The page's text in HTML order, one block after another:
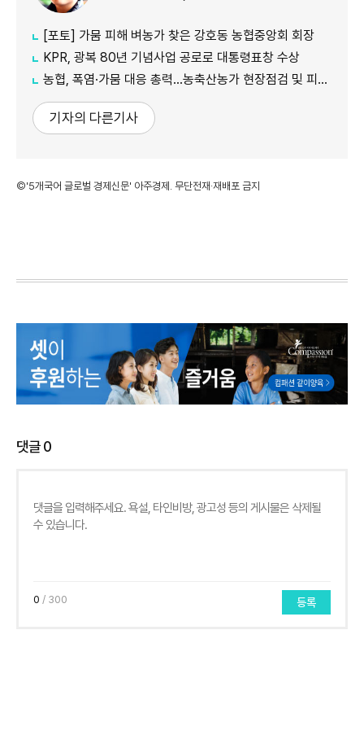
[포토] 가뭄 피해 벼농가 찾은 강호동 농협중앙회 회장
KPR, 광복 80년 기념사업 공로로 대통령표창 수상
농협, 폭염·가뭄 대응 총력...농축산농가 현장점검 및 피해 예방 강화
기자의 다른기사
©'5개국어 글로벌 경제신문' 아주경제. 무단전재·재배포 금지
댓글0
0 / 300 등록